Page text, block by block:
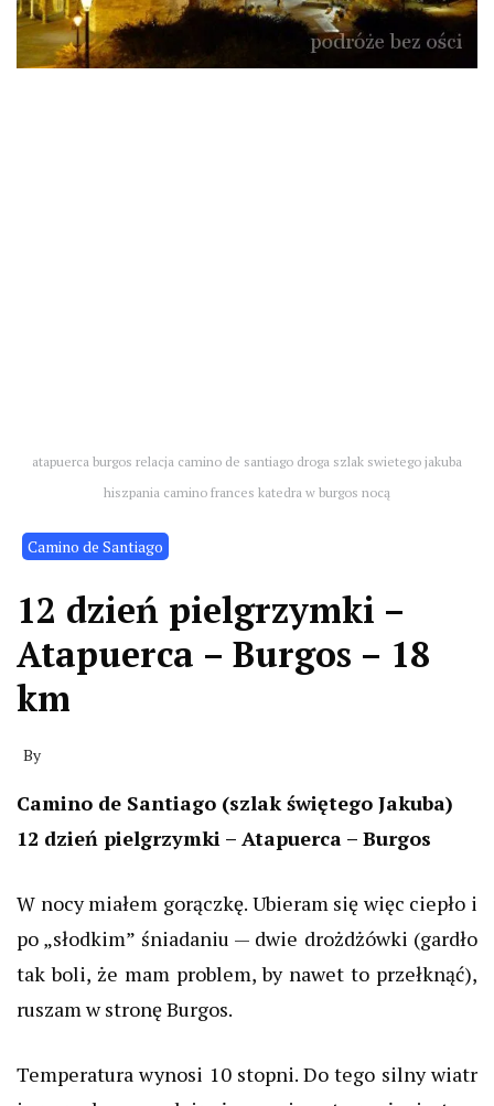
atapuerca burgos relacja camino de santiago droga szlak swietego jakuba
hiszpania camino frances katedra w burgos nocą
Camino de Santiago
12 dzień pielgrzymki –
Atapuerca – Burgos – 18
km
By
Camino de Santiago (szlak świętego Jakuba)
12 dzień pielgrzymki – Atapuerca – Burgos
W nocy miałem gorączkę. Ubieram się więc ciepło i
po „słodkim” śniadaniu — dwie drożdżówki (gardło
tak boli, że mam problem, bynawet to przełknąć),
ruszam w stronę Burgos.
Temperatura wynosi 10 stopni.Do tego silny wiatr